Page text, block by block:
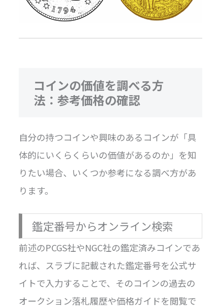
コインの価値を調べる方
法：参考価格の確認
自分の持つコインや興味のあるコインが「具
体的にいくらくらいの価値があるのか」を知
りたい場合、いくつか参考になる調べ方があ
ります。
鑑定番号からオンライン検索
前述のPCGS社やNGC社の鑑定済みコインであ
れば、スラブに記載された鑑定番号を公式サ
イトで入力することで、そのコインの過去の
オークション落札履歴や価格ガイドを閲覧で